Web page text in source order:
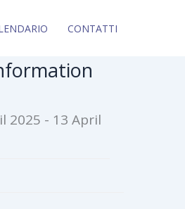
CONTATTI
2025 - 13 April